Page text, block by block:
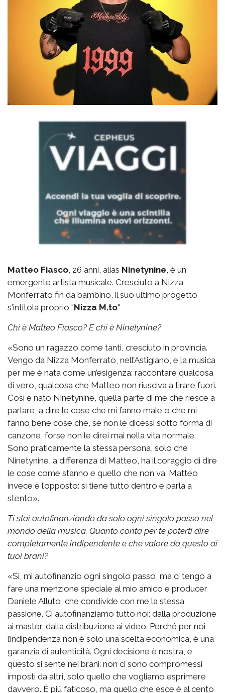
Matteo Fiasco , 26 anni, alias Ninetynine , è un
emergente artista musicale. Cresciuto a Nizza
Monferrato fin da bambino, il suo ultimo progetto
s'intitola proprio "Nizza M.to"
Chi è Matteo Fiasco? E chi è Ninetynine?
«Sono un ragazzo come tanti, cresciuto in provincia.
Vengo da Nizza Monferrato, nell’Astigiano, e la musica
per me è nata come un’esigenza: raccontare qualcosa
di vero, qualcosa che Matteo non riusciva a tirare fuori.
Così è nato Ninetynine, quella parte di me che riesce a
parlare, a dire le cose che mi fanno male o che mi
fanno bene cose che, se non le dicessi sotto forma di
canzone, forse non le direi mai nella vita normale.
Sono praticamente la stessa persona, solo che
Ninetynine, a differenza di Matteo, ha il coraggio di dire
le cose come stanno e quello che non va. Matteo
invece è l’opposto: si tiene tutto dentro e parla a
stento».
Ti stai autofinanziando da solo ogni singolo passo nel
mondo della musica. Quanto conta per te poterti dire
completamente indipendente e che valore dà questo ai
tuoi brani?
«Sì, mi autofinanzio ogni singolo passo, ma ci tengo a
fare una menzione speciale al mio amico e producer
Daniele Alluto, che condivide con me la stessa
passione. Ci autofinanziamo tutto noi: dalla produzione
ai master, dalla distribuzione ai video. Perché per noi
l’indipendenza non è solo una scelta economica, è una
garanzia di autenticità. Ogni decisione è nostra, e
questo si sente nei brani: non ci sono compromessi
imposti da altri, solo quello che vogliamo esprimere
davvero. È più faticoso, ma quello che esce è al cento